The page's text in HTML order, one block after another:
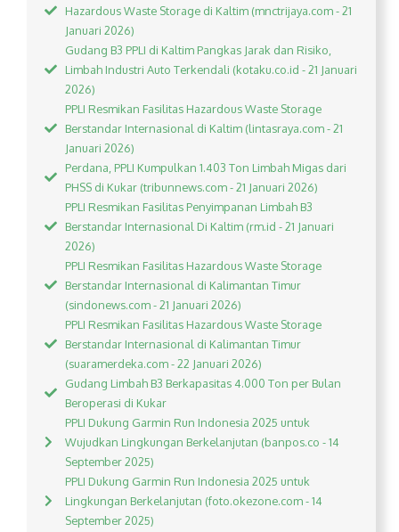
Hazardous Waste Storage di Kaltim (mnctrijaya.com - 21
Januari 2026)
Gudang B3 PPLI di Kaltim Pangkas Jarak dan Risiko,
Limbah Industri Auto Terkendali (kotaku.co.id - 21 Januari
2026)
PPLI Resmikan Fasilitas Hazardous Waste Storage
Berstandar Internasional di Kaltim (lintasraya.com - 21
Januari 2026)
Perdana, PPLI Kumpulkan 1.403 Ton Limbah Migas dari
PHSS di Kukar (tribunnews.com - 21 Januari 2026)
PPLI Resmikan Fasilitas Penyimpanan Limbah B3
Berstandar Internasional Di Kaltim (rm.id - 21 Januari
2026)
PPLI Resmikan Fasilitas Hazardous Waste Storage
Berstandar Internasional di Kalimantan Timur
(sindonews.com - 21 Januari 2026)
PPLI Resmikan Fasilitas Hazardous Waste Storage
Berstandar Internasional di Kalimantan Timur
(suaramerdeka.com - 22 Januari 2026)
Gudang Limbah B3 Berkapasitas 4.000 Ton per Bulan
Beroperasi di Kukar
PPLI Dukung Garmin Run Indonesia 2025 untuk
Wujudkan Lingkungan Berkelanjutan (banpos.co - 14
September 2025)
PPLI Dukung Garmin Run Indonesia 2025 untuk
Lingkungan Berkelanjutan (foto.okezone.com - 14
September 2025)